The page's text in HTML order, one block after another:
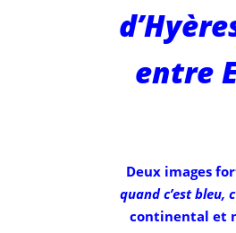
entre
Deux images
quand c’est bleu,
continental et